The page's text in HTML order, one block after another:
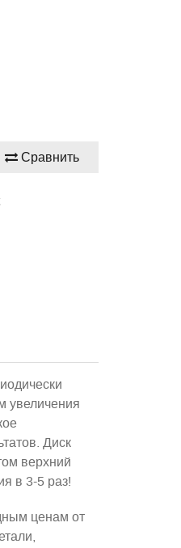
Сравнить
увеличения
Диск
верхний
в 3-5 раз!
ценам от